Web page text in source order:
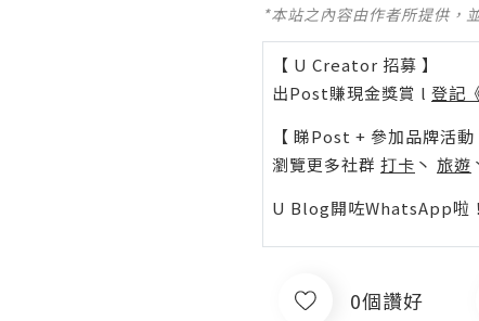
*本站之內容由作者所提供，
【 U Creator 招募 】
出Post賺現金獎賞 l 登記
【 睇Post + 參加品牌活動
瀏覽更多社群 打卡 丶 旅遊
U Blog開咗WhatsApp啦
0個讚好